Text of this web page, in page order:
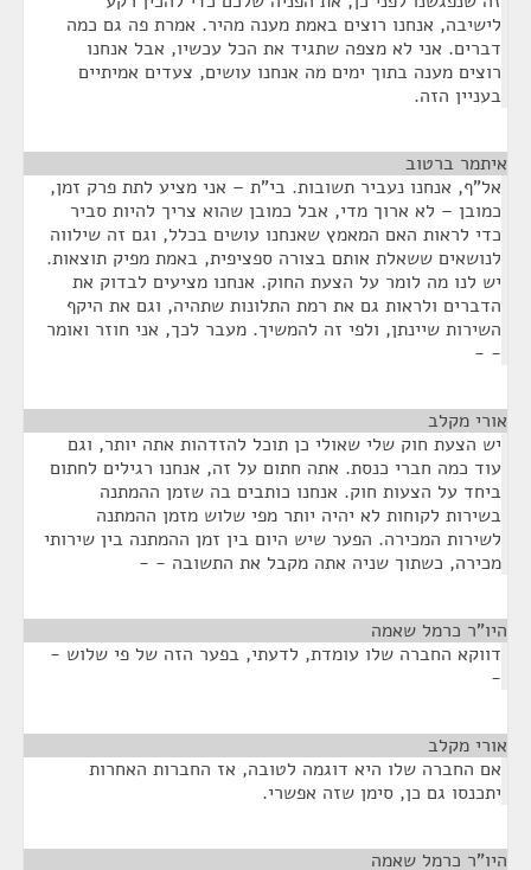
לישיבה, אנחנו רוצים באמת מענה מהיר. אמרת פה גם כמה
דברים. אני לא מצפה שתגיד את הכל עכשיו, אבל אנחנו
רוצים מענה בתוך ימים מה אנחנו עושים, צעדים אמיתיים
בעניין הזה.
איתמר ברטוב
אל"ף, אנחנו נעביר תשובות. בי"ת – אני מציע לתת פרק זמן,
כמובן – לא ארוך מדי, אבל כמובן שהוא צריך להיות סביר
כדי לראות האם המאמץ שאנחנו עושים בכלל, וגם זה שילווה
לנושאים ששאלת אותם בצורה ספציפית, באמת מפיק תוצאות.
יש לנו מה לומר על הצעת החוק. אנחנו מציעים לבדוק את
הדברים ולראות גם את רמת התלונות שתהיה, וגם את היקף
השירות שיינתן, ולפי זה להמשיך. מעבר לכך, אני חוזר ואומר
- -
אורי מקלב
יש הצעת חוק שלי שאולי כן תוכל להזדהות אתה יותר, וגם
עוד כמה חברי כנסת. אתה חתום על זה, אנחנו רגילים לחתום
ביחד על הצעות חוק. אנחנו כותבים בה שזמן ההמתנה
בשירות לקוחות לא יהיה יותר מפי שלוש מזמן ההמתנה
לשירות המכירה. הפער שיש היום בין זמן ההמתנה בין שירותי
מכירה, כשתוך שניה אתה מקבל את התשובה - -
היו"ר כרמל שאמה
דווקא החברה שלו עומדת, לדעתי, בפער הזה של פי שלוש -
-
אורי מקלב
אם החברה שלו היא דוגמה לטובה, אז החברות האחרות
יתכנסו גם כן, סימן שזה אפשרי.
היו"ר כרמל שאמה